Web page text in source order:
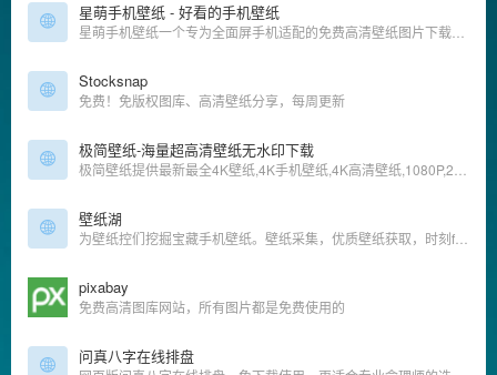
星萌手机壁纸 - 好看的手机壁纸
Stocksnap
免费！免版权图库、高清壁纸分享，每周更新
极简壁纸-海量超高清壁纸无水印下载
壁纸湖
pixabay
免费高清图库网站，所有图片都是免费使用的
问真八字在线排盘